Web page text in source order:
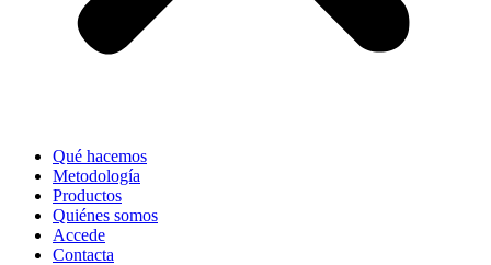
Qué hacemos
Metodología
Productos
Quiénes somos
Accede
Contacta